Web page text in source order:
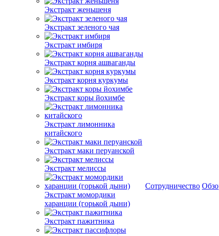
Экстракт женьшеня
Экстракт зеленого чая
Экстракт имбиря
Экстракт корня ашваганды
Экстракт корня куркумы
Экстракт коры йохимбе
Экстракт лимонника
китайского
Экстракт маки перуанской
Экстракт мелиссы
Экстракт момордики
харанции (горькой дыни)
Экстракт пажитника
Сотрудничество